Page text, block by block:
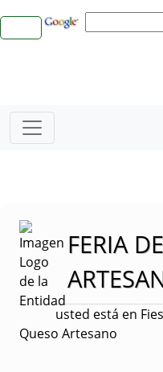
FERIA
usted está en
Queso Artesano